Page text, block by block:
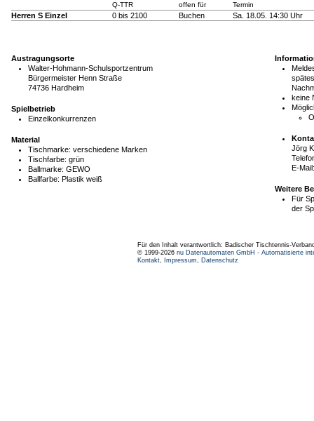
Q-TTR offen für Termin
Herren S Einzel 0 bis 2100 Buchen Sa. 18.05. 14:30 Uhr
Austragungsorte
Walter-Hohmann-Schulsportzentrum
Bürgermeister Henn Straße
74736 Hardheim
Spielbetrieb
Einzelkonkurrenzen
Material
Tischmarke: verschiedene Marken
Tischfarbe: grün
Ballmarke: GEWO
Ballfarbe: Plastik weiß
keine
Jörg
E-Mail:
Weitere
Für
der
Für den Inhalt verantwortlich: Badischer Tischtennis-
© 1999-2026 nu Datenautomaten GmbH - Automatisierte
Kontakt
Impressum Datenschutz